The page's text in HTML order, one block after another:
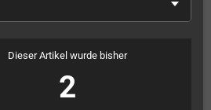
Dieser Artikel wurde bisher
2